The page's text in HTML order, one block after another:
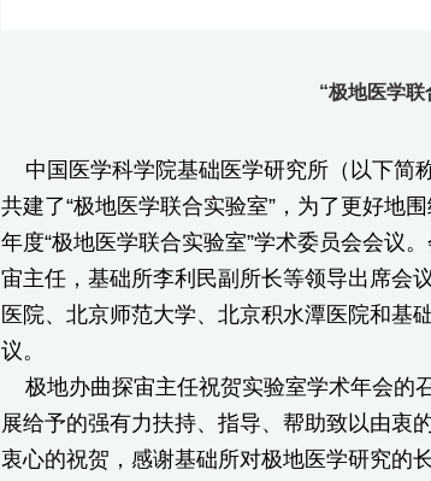
“极地医学
中国医学科学院基础医学研究所（以下简
共建了“极地医学联合实验室”，为了更好地
年度“极地医学联合实验室”学术委员会会议
宙主任，基础所李利民副所长等领导出席会
医院、北京师范大学、北京积水潭医院和基
议。
极地办曲探宙主任祝贺实验室学术年会的
展给予的强有力扶持、指导、帮助致以由衷
衷心的祝贺，感谢基础所对极地医学研究的